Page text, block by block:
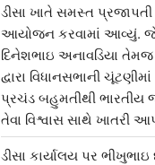
ડીસા ખાતે સમસ્ત
આયોજન કરવામાં આવ્યું.
દિનેશભાઇ અનાવડિયા
દ્વારા વિધાનસભાની
પ્રચંડ બહુમતીથી ભારતીય
તેવા વિશ્વાસ સાથે ખાતરી
ડીસા કાર્યાલય પર